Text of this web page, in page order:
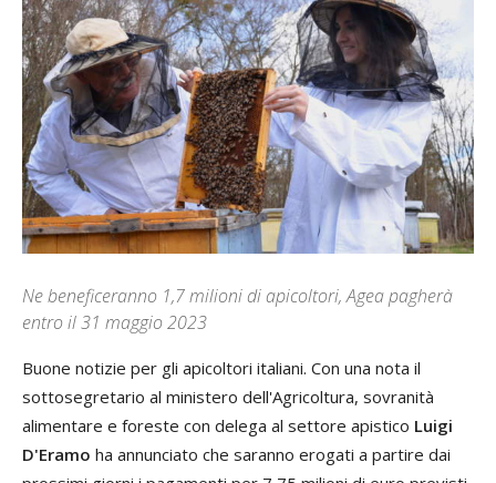
Ne beneficeranno 1,7 milioni di apicoltori, Agea pagherà
entro il 31 maggio 2023
Buone notizie per gli apicoltori italiani. Con una nota il
sottosegretario al ministero dell'Agricoltura, sovranità
alimentare e foreste con delega al settore apistico Luigi
D'Eramo ha annunciato che saranno erogati a partire dai